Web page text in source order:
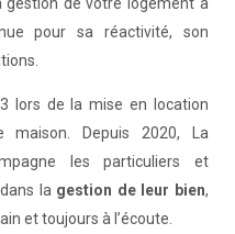
pour sa réactivité, son
lors de la mise en location
maison. Depuis 2020, La
les particuliers et
la gestion de leur bien,
et toujours à l’écoute.